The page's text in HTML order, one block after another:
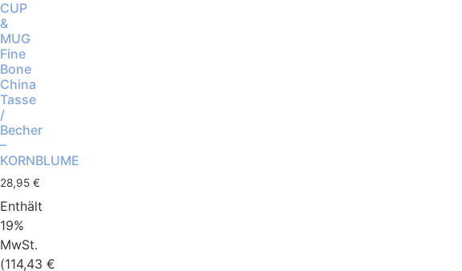
CUP
&
MUG
Fine
Bone
China
Tasse
/
Becher
–
KORNBLUME
28,95 €
Enthält
19%
MwSt.
(114,43 €